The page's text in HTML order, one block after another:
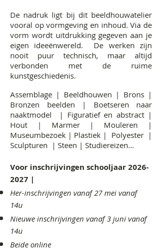
De nadruk ligt bij dit beeldhouwatelier
vooral op vormgeving en inhoud. Via de
vorm wordt uitdrukking gegeven aan je
eigen ideeënwereld. De werken zijn
nooit puur technisch, maar altijd
verbonden met de ruime
kunstgeschiedenis.
Assemblage | Beeldhouwen | Brons |
Bronzen beelden | Boetseren naar
naaktmodel | Figuratief en abstract |
Hout | Marmer | Mouleren |
Museumbezoek | Plastiek | Polyester |
Sculpturen | Steen | Studiereizen…
Voor inschrijvingen schooljaar2026-
2027 |
Her-inschrijvingen vanaf 27 mei vanaf
14u
Nieuwe inschrijvingen vanaf 3 juni vanaf
14u
Beide online